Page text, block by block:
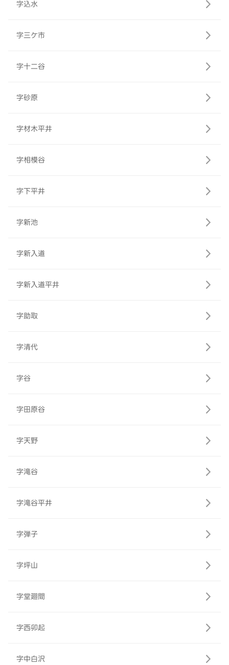
字込水
字三ケ市
字十二谷
字砂原
字材木平井
字相模谷
字下平井
字新池
字新入道
字新入道平井
字助取
字清代
字谷
字田原谷
字天野
字滝谷
字滝谷平井
字弾子
字坪山
字堂廻間
字西卯起
字中白沢